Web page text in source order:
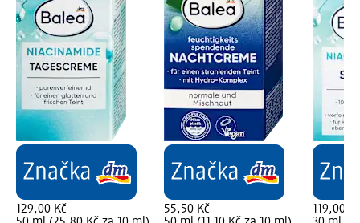
129,00 Kč
55,50 Kč
119,00